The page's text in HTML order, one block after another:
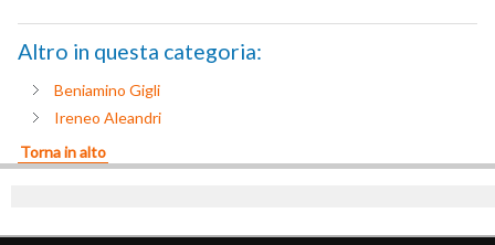
Altro in questa categoria:
Beniamino Gigli
Ireneo Aleandri
Torna in alto